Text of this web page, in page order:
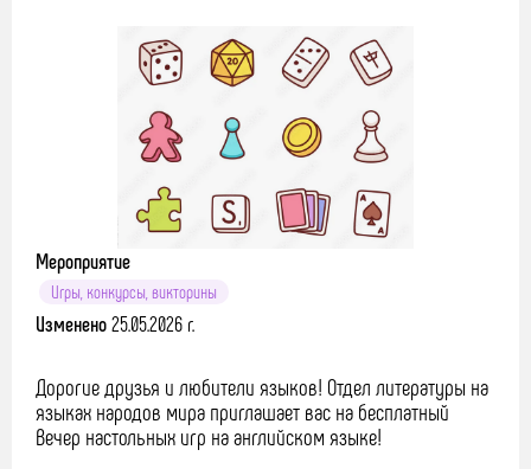
Мероприятие
Игры, конкурсы, викторины
Изменено25.05.2026 г.
Дорогие друзья и любители языков! Отдел литературы на
языках народов мира приглашает вас на бесплатный
Вечер настольных игр на английском языке!